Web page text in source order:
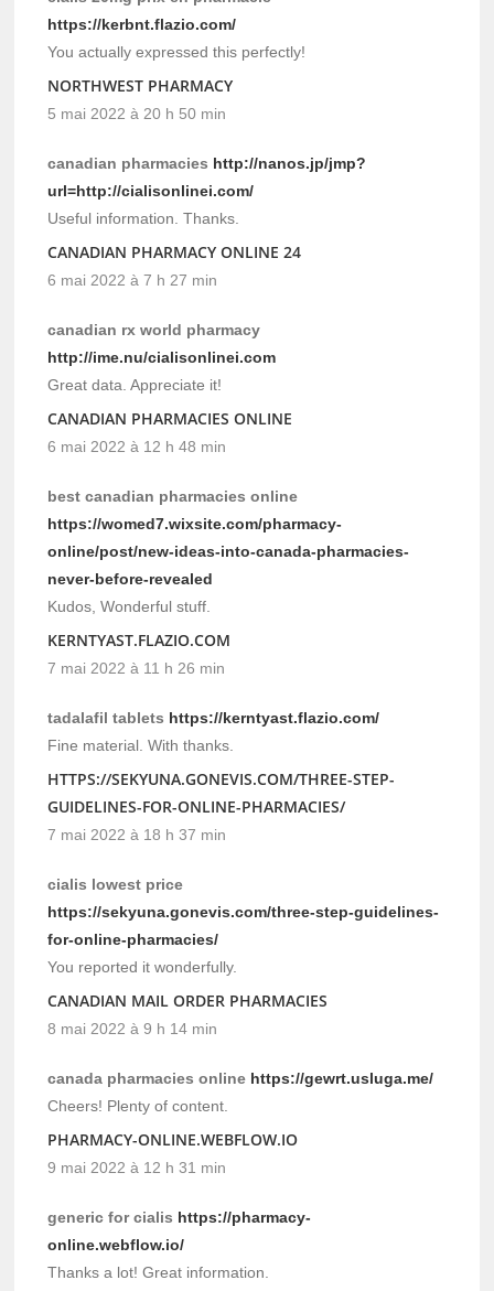
https://kerbnt.flazio.com/
You actually expressed this perfectly!
NORTHWEST PHARMACY
5 mai 2022 à 20 h 50 min
canadian pharmacies http://nanos.jp/jmp?
url=http://cialisonlinei.com/
Useful information. Thanks.
CANADIAN PHARMACY ONLINE 24
6 mai 2022 à 7 h 27 min
canadian rx world pharmacy
http://ime.nu/cialisonlinei.com
Great data. Appreciate it!
CANADIAN PHARMACIES ONLINE
6 mai 2022 à 12 h 48 min
best canadian pharmacies online
https://womed7.wixsite.com/pharmacy-
online/post/new-ideas-into-canada-pharmacies-
never-before-revealed
Kudos, Wonderful stuff.
KERNTYAST.FLAZIO.COM
7 mai 2022 à 11 h 26 min
tadalafil tablets https://kerntyast.flazio.com/
Fine material. With thanks.
HTTPS://SEKYUNA.GONEVIS.COM/THREE-STEP-
GUIDELINES-FOR-ONLINE-PHARMACIES/
7 mai 2022 à 18 h 37 min
cialis lowest price
https://sekyuna.gonevis.com/three-step-guidelines-
for-online-pharmacies/
You reported it wonderfully.
CANADIAN MAIL ORDER PHARMACIES
8 mai 2022 à 9 h 14 min
canada pharmacies online https://gewrt.usluga.me/
Cheers! Plenty of content.
PHARMACY-ONLINE.WEBFLOW.IO
9 mai 2022 à 12 h 31 min
generic for cialis https://pharmacy-
online.webflow.io/
Thanks a lot! Great information.